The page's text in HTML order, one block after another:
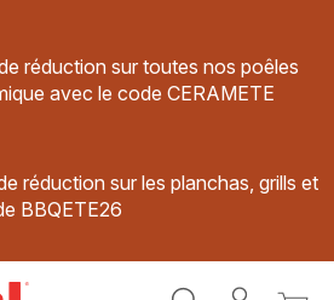
réduction sur toutes nos poêles
avec le code CERAMETE
réduction sur les planchas, grills et
BBQETE26